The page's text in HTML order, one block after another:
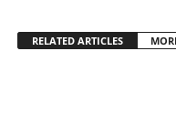
RELATED ARTICLES